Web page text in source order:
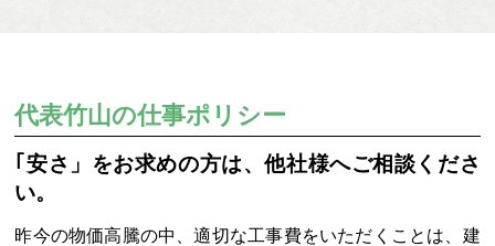
代表竹山の仕事ポリシー
｢安さ」をお求めの方は、他社様へご相談くださ
い。
昨今の物価高騰の中、適切な工事費をいただくことは、建